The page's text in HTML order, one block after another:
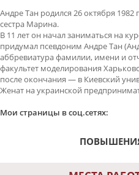
Андре Тан родился 26 октября
сестра Марина.
В 11 лет он начал заниматься на
придумал псевдоним Андре Тан
аббревиатура фамилии, имени и
факультет моделирования
после окончания — в Киевский
Женат на украинской
Мои страницы в соц.сетях: